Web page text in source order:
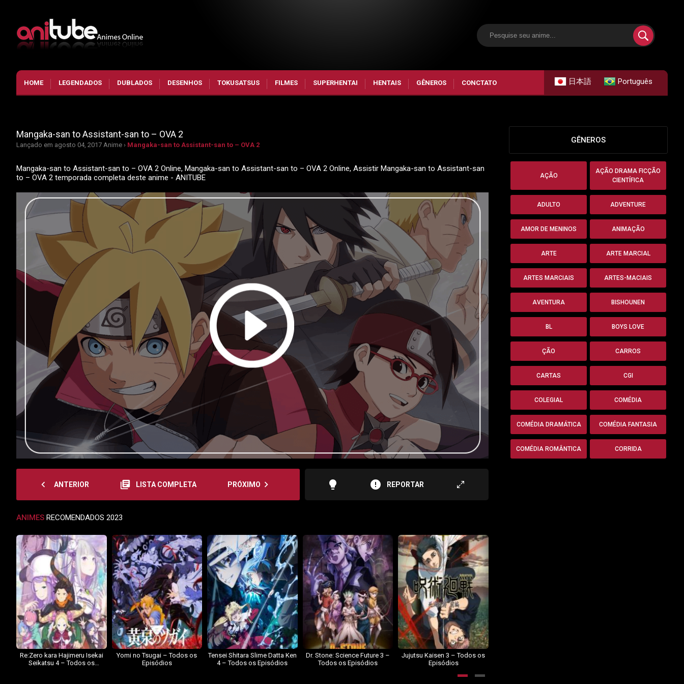
HOME LEGENDADOS DUBLADOS DESENHOS TOKUSATSUS FILMES SUPERHENTAI HENTAIS GÊNEROS CONCTATO 日本語 Português
Mangaka-san to Assistant-san to – OVA 2
Lançado em agosto 04, 2017 Anime › Mangaka-san to Assistant-san to – OVA 2
Mangaka-san to Assistant-san to – OVA 2 Online, Mangaka-san to Assistant-san to – OVA 2 Online, Assistir Mangaka-san to Assistant-san
to – OVA 2 temporada completa deste anime - ANITUBE
navigate_before ANTERIOR library_books LISTA COMPLETA PRÓXIMO navigate_next lightbulb error REPORTAR
ANIMES RECOMENDADOS 2023
Re:Zero kara Hajimeru Isekai
Seikatsu 4 – Todos os
Yomi no Tsugai – Todos os
Episódios
Tensei Shitara Slime Datta Ken
4 – Todos os Episódios
Dr. Stone: Science Future 3 –
Todos os Episódios
Jujutsu Kaisen 3 – Todos os
Episódios
GÊNEROS
AÇÃO
AÇÃO DRAMA FICÇÃO
CIENTÍFICA
ADULTO ADVENTURE
AMOR DE MENINOS ANIMAÇÃO
ARTE ARTE MARCIAL
ARTES MARCIAIS ARTES-MACIAIS
AVENTURA BISHOUNEN
BL BOYS LOVE
ÇÃO CARROS
CARTAS CGI
COLEGIAL COMÉDIA
COMÉDIA DRAMÁTICA COMÉDIA FANTASIA
COMÉDIA ROMÂNTICA CORRIDA